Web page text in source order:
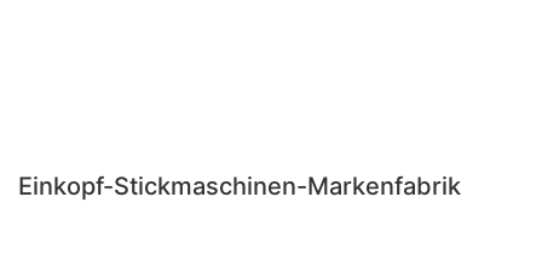
Einkopf-Stickmaschinen-Markenfabrik